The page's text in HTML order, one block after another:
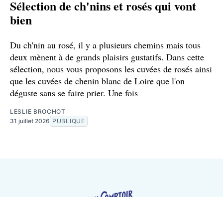
Sélection de ch'nins et rosés qui vont
bien
Du ch'nin au rosé, il y a plusieurs chemins mais tous
deux mènent à de grands plaisirs gustatifs. Dans cette
sélection, nous vous proposons les cuvées de rosés ainsi
que les cuvées de chenin blanc de Loire que l'on
déguste sans se faire prier. Une fois
LESLIE BROCHOT
31 juillet 2026 PUBLIQUE